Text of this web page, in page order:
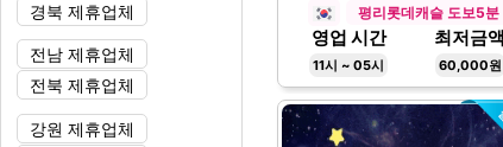
평리롯데캐슬 도보5분
영업 시간
11시 ~ 05시
최저금액
60,000원
경북 제휴업체
전남 제휴업체
전북 제휴업체
강원 제휴업체